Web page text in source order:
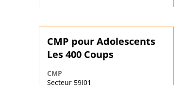
CMP pour Adolescents
Les 400 Coups
CMP
Secteur 59I01